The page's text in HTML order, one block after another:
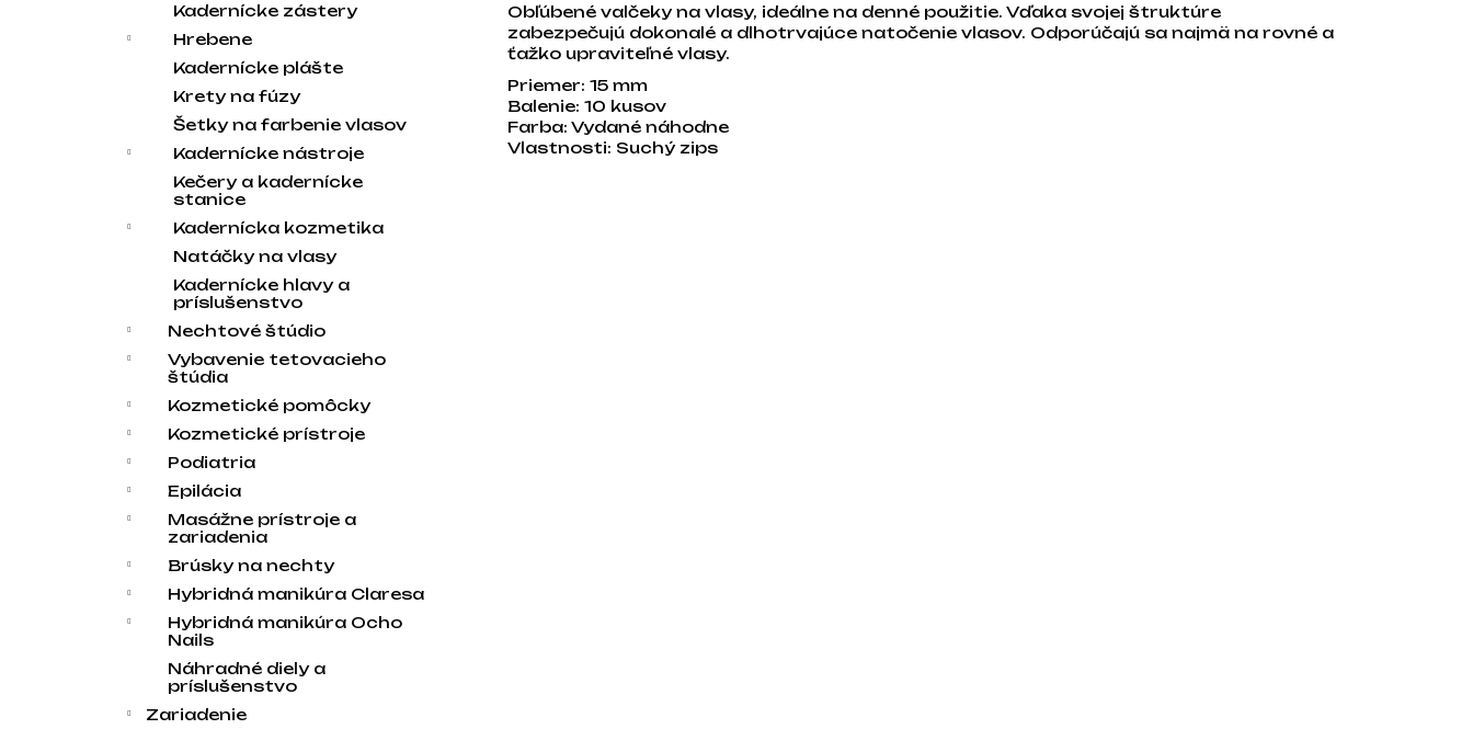
Kadernícke zástery
Hrebene
Kadernícke plášte
Krety na fúzy
Šetky na farbenie vlasov
Kadernícke nástroje
Kečery a kadernícke
stanice
Kadernícka kozmetika
Natáčky na vlasy
Kadernícke hlavy a
príslušenstvo
Nechtové štúdio
Vybavenie tetovacieho
štúdia
Kozmetické pomôcky
Kozmetické prístroje
Podiatria
Epilácia
Masážne prístroje a
zariadenia
Brúsky na nechty
Hybridná manikúra Claresa
Hybridná manikúra Ocho
Nails
Náhradné diely a
príslušenstvo
Zariadenie
Obľúbené valčeky na vlasy, ideálne na denné použitie. Vďaka svojej štruktúre
zabezpečujú dokonalé a dlhotrvajúce natočenie vlasov. Odporúčajú sa najmä na rovné a
ťažko upraviteľné vlasy.
Priemer: 15 mm
Balenie: 10 kusov
Farba: Vydané náhodne
Vlastnosti: Suchý zips